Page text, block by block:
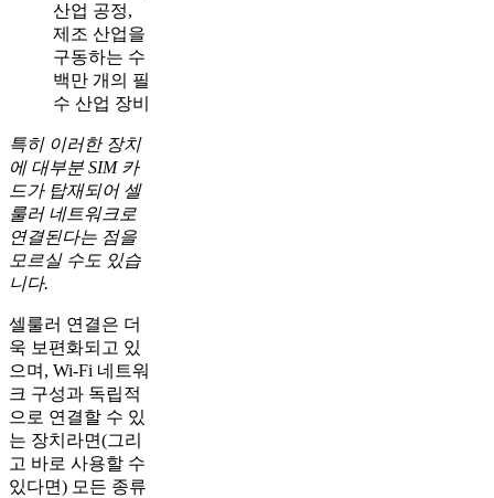
산업 공정,
제조 산업을
구동하는 수
백만 개의 필
수 산업 장비
특히 이러한 장치
에 대부분 SIM 카
드가 탑재되어 셀
룰러 네트워크로
연결된다는 점을
모르실 수도 있습
니다.
셀룰러 연결은 더
욱 보편화되고 있
으며, Wi-Fi 네트워
크 구성과 독립적
으로 연결할 수 있
는 장치라면(그리
고 바로 사용할 수
있다면) 모든 종류